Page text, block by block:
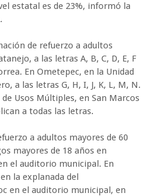
estatal es de 23%, informó la
de refuerzo a adultos
a las letras A, B, C, D, E, F
En Ometepec, en la Unidad
a las letras G, H, I, J, K, L, M, N.
Usos Múltiples, en San Marcos
a todas las letras.
a adultos mayores de 60
mayores de 18 años en
el auditorio municipal. En
la explanada del
en el auditorio municipal, en